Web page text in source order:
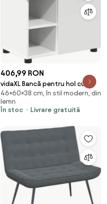
406,99 RON
vidaXL Bancă pentru hol cu
pernă cu raft cu ușă Alb 60 x 38
x 46 cm
46×60×38 cm, în stil modern, din
lemn
În stoc
Livrare gratuită